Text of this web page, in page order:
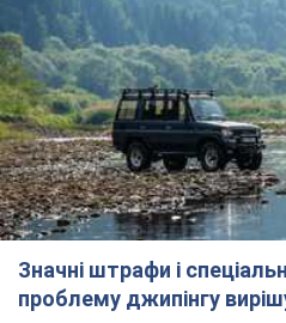
Значні штрафи і
проблему джипінгу